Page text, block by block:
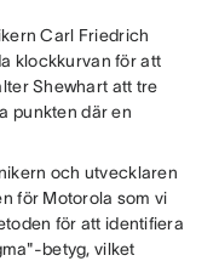
Carl Friedrich
klockkurvan för att
Shewhart att tre
punkten där en
och utvecklaren
för Motorola som vi
för att identifiera
betyg, vilket